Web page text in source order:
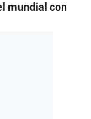
mundial con